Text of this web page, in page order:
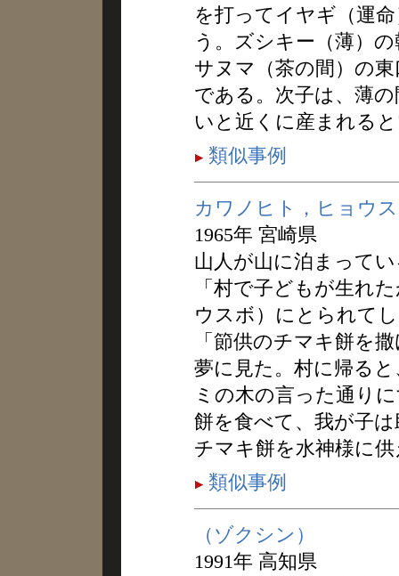
を打ってイヤギ（運
う。ズシキー（薄）
サヌマ（茶の間）の
である。次子は、薄
いと近くに産まれる
類似事例
カワノヒト，ヒョウ
1965年 宮崎県
山人が山に泊まって
「村で子どもが生れ
ウスボ）にとられて
「節供のチマキ餅を
夢に見た。村に帰る
ミの木の言った通り
餅を食べて、我が子
チマキ餅を水神様に
類似事例
（ゾクシン）
1991年 高知県